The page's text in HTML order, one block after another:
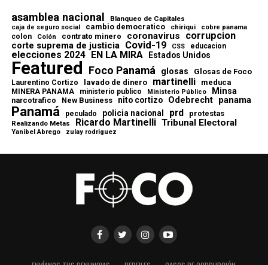
asamblea nacional Blanqueo de Capitales
caja de seguro social cambio democratico chiriqui cobre panama
colon Colón contrato minero coronavirus corrupcion
corte suprema de justicia Covid-19 CSS educacion
elecciones 2024 EN LA MIRA Estados Unidos
Featured Foco Panamá glosas Glosas de Foco
Laurentino Cortizo lavado de dinero martinelli meduca
MINERA PANAMA ministerio publico Ministerio Público Minsa
narcotrafico New Business nito cortizo Odebrecht panama
Panamá peculado policia nacional prd protestas
Realizando Metas Ricardo Martinelli Tribunal Electoral
Yanibel Abrego zulay rodriguez